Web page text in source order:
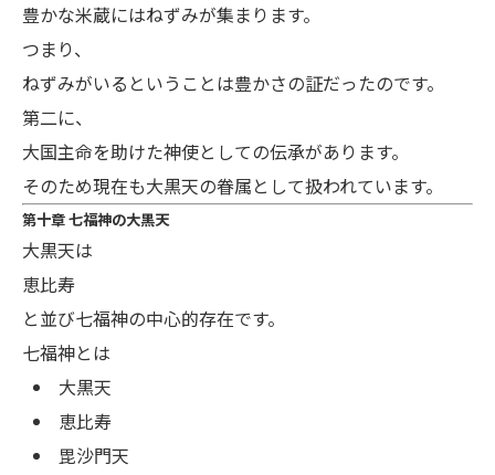
豊かな米蔵にはねずみが集まります。
つまり、
ねずみがいるということは豊かさの証だったのです。
第二に、
大国主命を助けた神使としての伝承があります。
そのため現在も大黒天の眷属として扱われています。
第十章 七福神の大黒天
大黒天は
恵比寿
と並び七福神の中心的存在です。
七福神とは
大黒天
恵比寿
毘沙門天